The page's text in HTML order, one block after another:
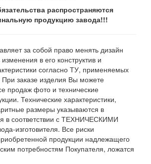
распространяются
продукцию завода!!!
за собой право менять дизайн
в его конструктив и
согласно ТУ, применяемых
При заказе изделия Вы можете
продаж фото и технические
Технические характеристики,
размеры указываются в
в соответствии с ТЕХНИЧЕСКИМИ
изготовителя. Все риски
продукции надлежащего
потребностям Покупателя, ложатся